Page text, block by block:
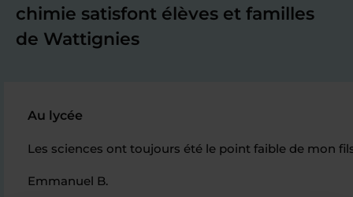
chimie satisfont élèves et familles
de Wattignies
Au lycée
Les sciences ont toujours été le point faible de mon
Emmanuel B.